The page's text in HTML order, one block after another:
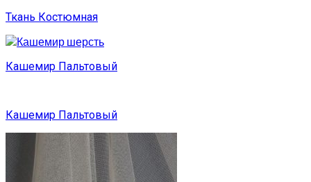
Ткань Костюмная
Кашемир Пальтовый
Кашемир Пальтовый